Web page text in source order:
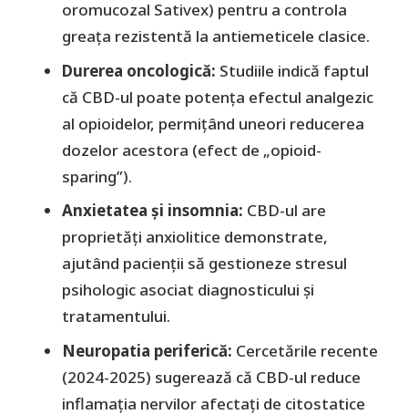
oromucozal Sativex) pentru a controla
greața rezistentă la antiemeticele clasice.
​Durerea oncologică: Studiile indică faptul
că CBD-ul poate potența efectul analgezic
al opioidelor, permițând uneori reducerea
dozelor acestora (efect de „opioid-
sparing”).
Anxietatea și insomnia: CBD-ul are
proprietăți anxiolitice demonstrate,
ajutând pacienții să gestioneze stresul
psihologic asociat diagnosticului și
tratamentului.
Neuropatia periferică: Cercetările recente
(2024-2025) sugerează că CBD-ul reduce
inflamația nervilor afectați de citostatice